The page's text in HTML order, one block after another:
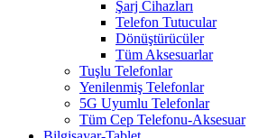
Şarj Cihazları
Telefon Tutucular
Dönüştürücüler
Tüm Aksesuarlar
Tuşlu Telefonlar
Yenilenmiş Telefonlar
5G Uyumlu Telefonlar
Tüm Cep Telefonu-Aksesuar